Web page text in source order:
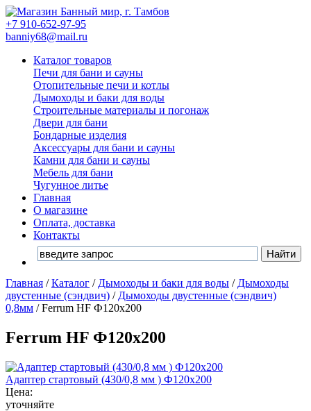
+7 910-652-97-95
banniy68@mail.ru
Каталог товаров
Печи для бани и сауны
Отопительные печи и котлы
Дымоходы и баки для воды
Строительные материалы и погонаж
Двери для бани
Бондарные изделия
Аксессуары для бани и сауны
Камни для бани и сауны
Мебель для бани
Чугунное литье
Главная
О магазине
Оплата, доставка
Контакты
Главная / Каталог / Дымоходы и баки для воды / Дымоходы
двустенные (сэндвич) / Дымоходы двустенные (сэндвич)
0,8мм /Ferrum HF Ф120х200
Ferrum HF Ф120х200
Адаптер стартовый (430/0,8 мм ) Ф120х200
Цена:
уточняйте